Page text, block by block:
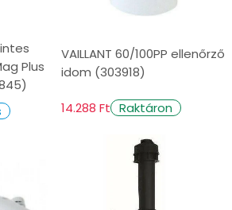
Plus
VAILLANT 60/100PP ellenőrző
idom (303918)
14.288 Ft Raktáron